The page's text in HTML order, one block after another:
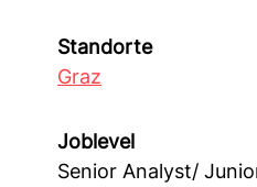
Standorte
Graz
Joblevel
Senior Analyst/